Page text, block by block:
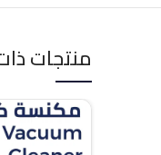
منتجات